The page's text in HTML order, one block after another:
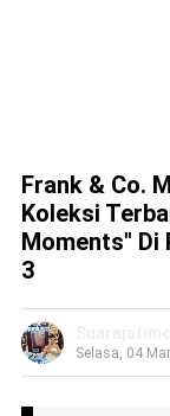
Frank & Co.
Koleksi
Moments" Di
3
Selasa, 04